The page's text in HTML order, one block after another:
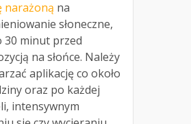
narażoną na
słoneczne,
30 minut przed
na słońce. Należy
aplikację co około
oraz po każdej
intensywnym